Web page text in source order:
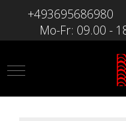
+493695686980
Mo-Fr: 09.00 -
Mobile Menu Toggle